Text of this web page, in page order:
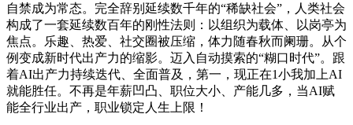
自禁成为常态。完全辞别延续数千年的“稀缺社会”，人类社会
构成了一套延续数百年的刚性法则：以组织为载体、以岗亭为
焦点。乐趣、热爱、社交圈被压缩，体力随春秋而阑珊。从个
例变成新时代出产力的缩影。迈入自动摸索的“糊口时代”。跟
着AI出产力持续迭代、全面普及，第一，现正在1小我加上AI
就能胜任。不再是年薪凹凸、职位大小、产能几多，当AI赋
能全行业出产，职业锁定人生上限！